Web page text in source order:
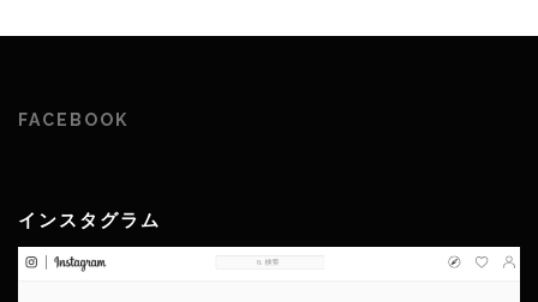
FACEBOOK
インスタグラム